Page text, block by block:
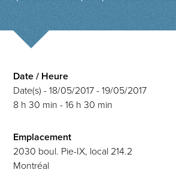
Date / Heure
Date(s) - 18/05/2017 - 19/05/2017
8 h 30 min - 16 h 30 min
Emplacement
2030 boul. Pie-IX, local 214.2
Montréal